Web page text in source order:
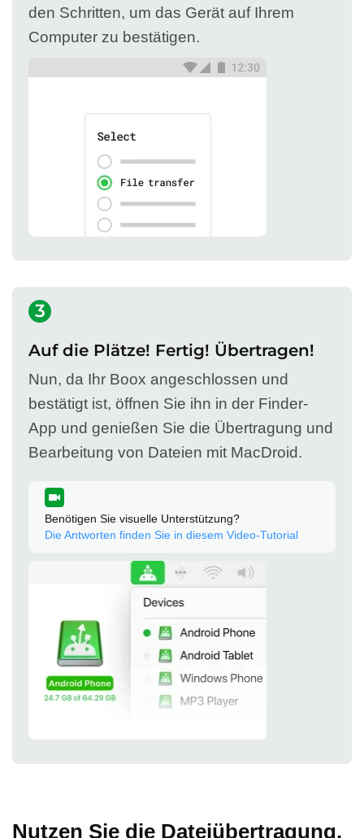
den Schritten, um das Gerät auf Ihrem
Computer zu bestätigen.
3
Auf die Plätze! Fertig! Übertragen!
Nun, da Ihr Boox angeschlossen und
bestätigt ist, öffnen Sie ihn in der Finder-
App und genießen Sie die Übertragung und
Bearbeitung von Dateien mit MacDroid.
Benötigen Sie visuelle Unterstützung?
Die Antworten finden Sie in diesem Video-Tutorial
Nutzen Sie die Dateiübertragung,